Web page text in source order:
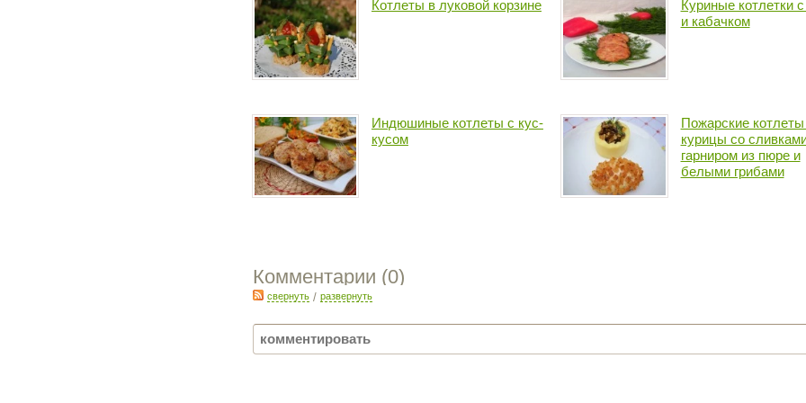
Котлеты в луковой корзине
Куриные котлетки
и кабачком
Индюшиные котлеты с кус-
кусом
Пожарские котлеты
курицы со
гарниром из пюре и
белыми грибами
Комментарии (0)
свернуть/ развернуть